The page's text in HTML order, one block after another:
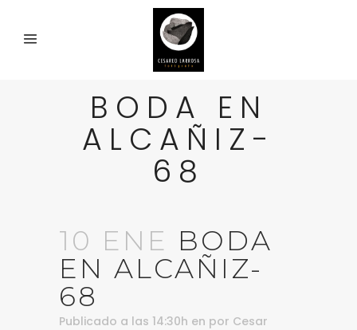
BODA EN
ALCAÑIZ-
68
10 ENE BODA
EN ALCAÑIZ-
68
Publicado a las 14:30h en por Cesar